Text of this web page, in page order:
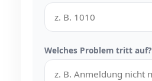
Welches Problem tritt auf?